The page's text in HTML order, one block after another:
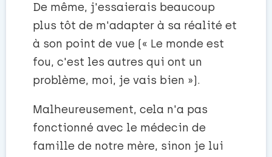
De même, j'essaierais beaucoup
plus tôt de m'adapter à sa réalité et
à son point de vue (« Le monde est
fou, c'est les autres qui ont un
problème, moi, je vais bien »).
Malheureusement, cela n'a pas
fonctionné avec le médecin de
famille de notre mère, sinon je lui